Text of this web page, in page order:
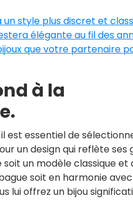
style plus discret et
élégante au fil des
que votre partenaire
à la
est essentiel de
un design qui reflète ses
un modèle classique et
soit en harmonie avec
lui offrez un bijou